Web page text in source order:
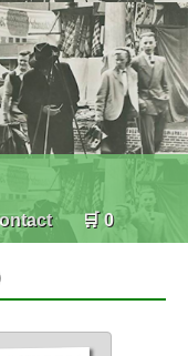
🛒 0